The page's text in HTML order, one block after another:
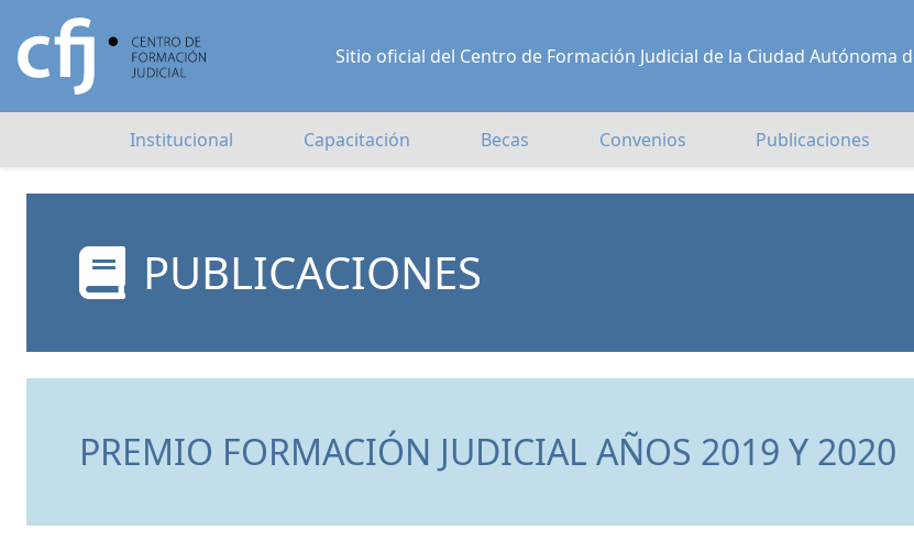
Sitio oficial del Centro de Formación Judicial de la Ciudad Autónoma
Institucional Capacitación Becas Convenios Publicaciones
PUBLICACIONES
PREMIO FORMACIÓN JUDICIAL AÑOS 2019 Y 2020